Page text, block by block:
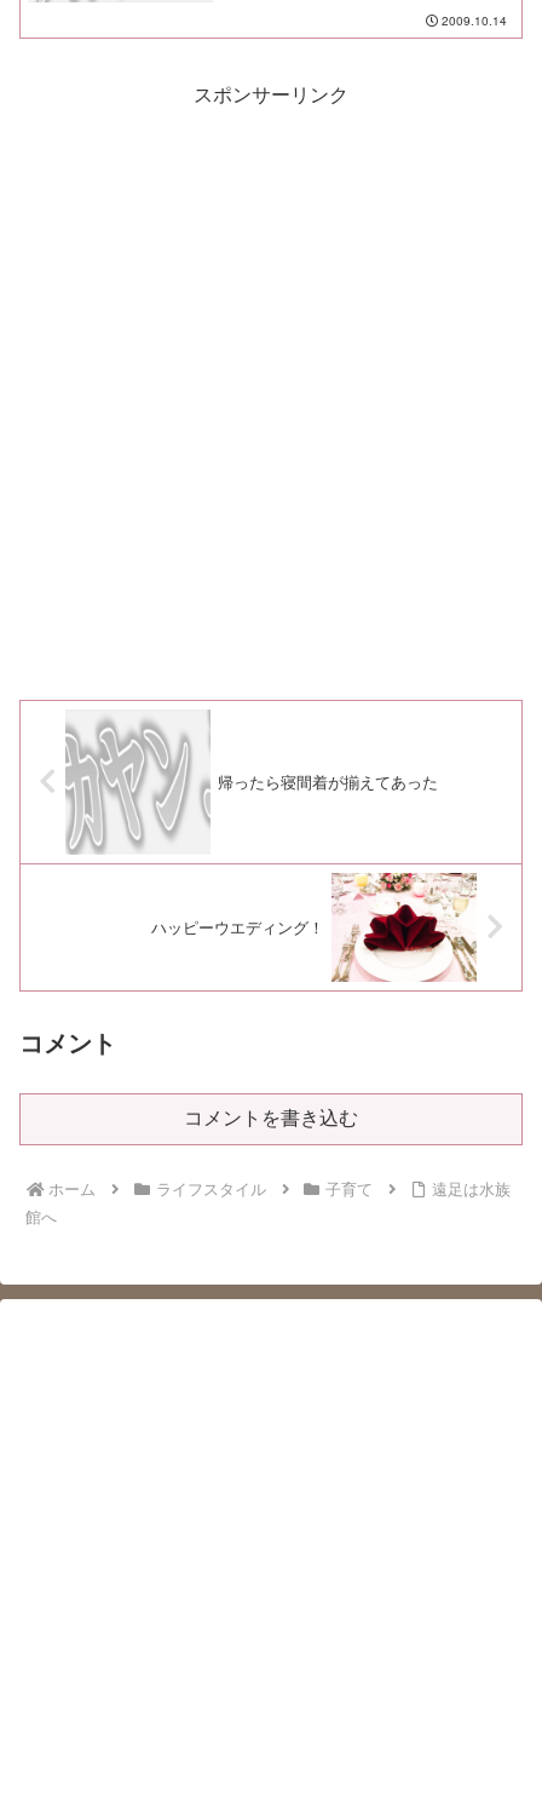
た！！走るな、無理に追い抜かすな、と
注意したら、走って無理に追い越して転
2009.10.14
スポンサーリンク
帰ったら寝間着が揃えてあった
ハッピーウエディング！
コメント
コメントを書き込む
ホーム ライフスタイル 子育て
遠足は水族
館へ